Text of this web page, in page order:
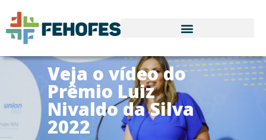
Veja o vídeo do
Prêmio Luiz
Nivaldo da Silva
2022